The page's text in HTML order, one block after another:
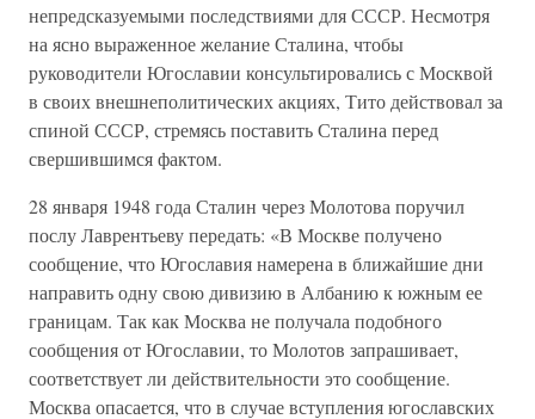
непредсказуемыми последствиями для СССР. Несмотря
на ясно выраженное желание Сталина, чтобы
руководители Югославии консультировались с Москвой
в своих внешнеполитических акциях, Тито действовал за
спиной СССР, стремясь поставить Сталина перед
свершившимся фактом.
28 января 1948 года Сталин через Молотова поручил
послу Лаврентьеву передать: «В Москве получено
сообщение, что Югославия намерена в ближайшие дни
направить одну свою дивизию в Албанию к южным ее
границам. Так как Москва не получала подобного
сообщения от Югославии, то Молотов запрашивает,
соответствует ли действительности это сообщение.
Москва опасается, что в случае вступления югославских